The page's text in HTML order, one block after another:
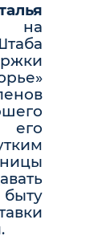
на
его